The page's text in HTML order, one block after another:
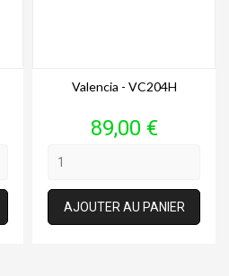
Valencia - VC204H
Prix
89,00 €
AJOUTER AU PANIER